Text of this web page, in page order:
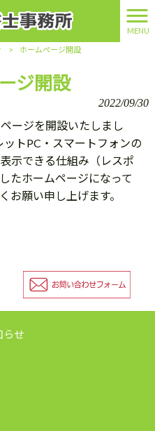
MENU
> ホームページ開設
ジ開設
2022/09/30
ージを開設いたしまし
トPC・スマートフォンの
示できる仕組み（レスポ
たホームページになって
お願い申し上げます。
らせ